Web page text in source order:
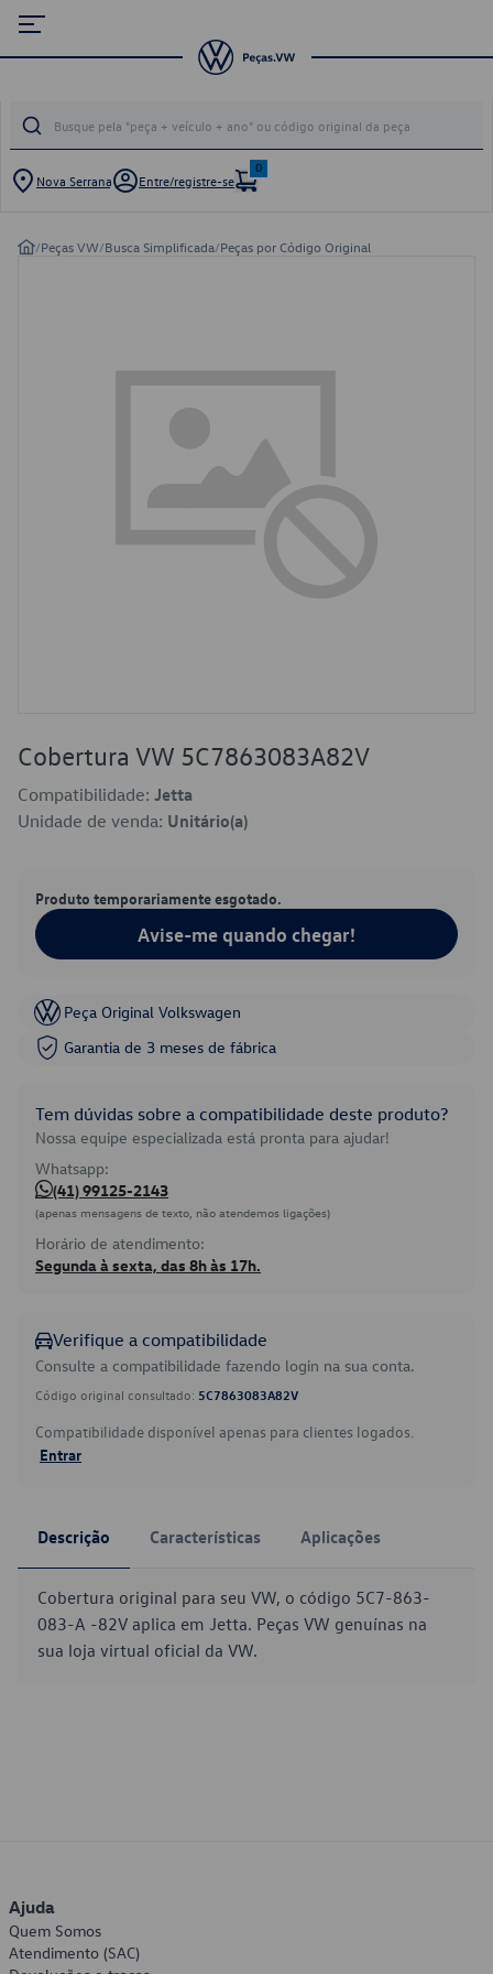
Nova Serrana Entre/registre-se
0
/Peças VW/Busca Simplificada/Peças por Código Original
Cobertura VW 5C7863083A82V
Compatibilidade: Jetta
Unidade de venda: Unitário(a)
Produto temporariamente esgotado.
Avise-me quando chegar!
Peça Original Volkswagen
Garantia de 3 meses de fábrica
Tem dúvidas sobre a compatibilidade deste produto?
Nossa equipe especializada está pronta para ajudar!
Whatsapp:
(41) 99125-2143
(apenas mensagens de texto, não atendemos ligações)
Horário de atendimento:
Segunda à sexta, das 8h às 17h.
Verifique a compatibilidade
Consulte a compatibilidade fazendo login na sua conta.
Código original consultado: 5C7863083A82V
Compatibilidade disponível apenas para clientes logados.
Entrar
Descrição Características Aplicações
Cobertura original para seu VW, o código 5C7-863-
083-A -82V aplica em Jetta. Peças VW genuínas na
sua loja virtual oficial da VW.
Ajuda
Quem Somos
Atendimento (SAC)